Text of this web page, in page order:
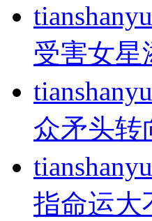
受害女星
众矛头转
指命运大